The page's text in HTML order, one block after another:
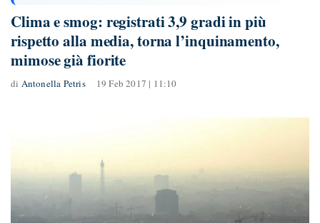
Clima e smog: registrati 3,9 gradi in più
rispetto alla media, torna l’inquinamento,
mimose già fiorite
di Antonella Petris 19 Feb 2017 | 11:10